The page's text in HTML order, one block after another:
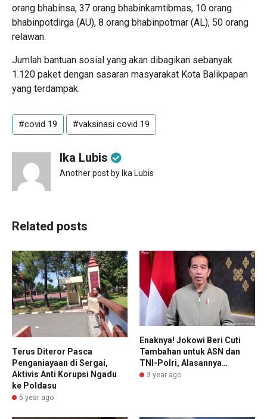
orang bhabinsa, 37 orang bhabinkamtibmas, 10 orang
bhabinpotdirga (AU), 8 orang bhabinpotmar (AL), 50 orang
relawan.
Jumlah bantuan sosial yang akan dibagikan sebanyak
1.120 paket dengan sasaran masyarakat Kota Balikpapan
yang terdampak.
#covid 19 #vaksinasi covid 19
Ika Lubis
Another post by Ika Lubis
Related posts
Terus Diteror Pasca
Penganiayaan di Sergai,
Aktivis Anti Korupsi Ngadu
ke Poldasu
5 year ago
Enaknya! Jokowi Beri Cuti
Tambahan untuk ASN dan
TNI-Polri, Alasannya…
3 year ago